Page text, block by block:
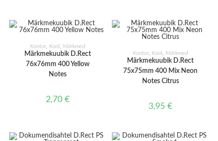
LISA KORVI
Kontor, Kool Märkmed
Märkmekuubik D.Rect
76x76mm 400 Yellow
Notes
2,70 €
LISA KORVI
Kontor Kool Märkmed
Märkmekuubik D.Rect
75x75mm 400 Mix Neon
Notes Citrus
3,95€